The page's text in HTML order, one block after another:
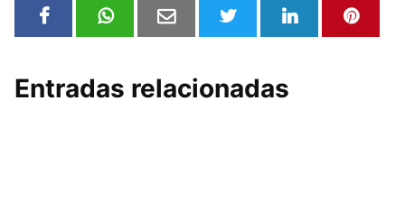
Entradas relacionadas